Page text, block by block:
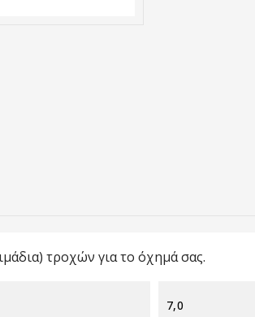
τροχών για το όχημά σας.
7,0